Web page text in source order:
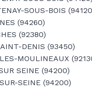
SOUS-BOIS
(94260)
(92380)
DENIS (93450)
MOULINEAUX
SEINE (94200)
SEINE (94200)